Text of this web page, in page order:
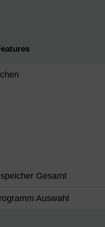
Gesamt
Auswahl